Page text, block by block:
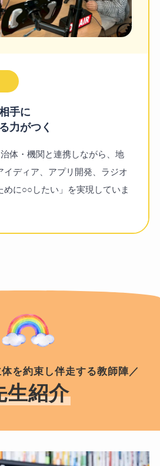
手に
力がつく
体・機関と連携しながら、地
イディア、アプリ開発、ラジオ
めに○○したい」を実現していま
を約束し伴走する教師陣／
生紹介